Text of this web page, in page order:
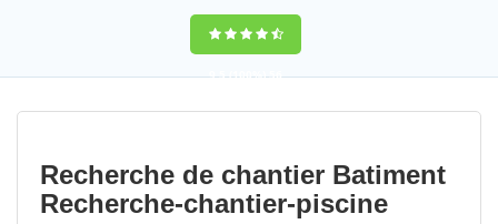
9,5(100%)56
votes
Recherche de chantier Batiment
Recherche-chantier-piscine